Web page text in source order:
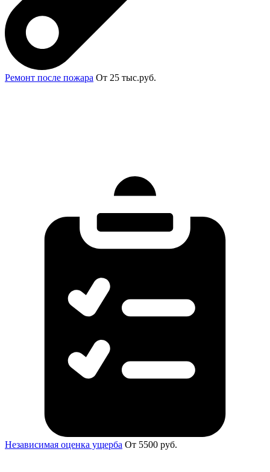
Ремонт после пожара От 25 тыс.руб.
Независимая оценка ущерба От 5500 руб.